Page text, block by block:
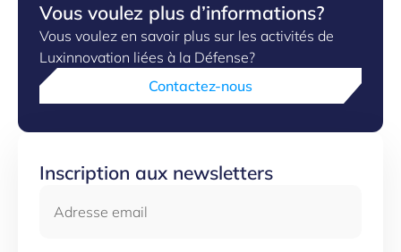
Vous voulez plus d’informations?
Vous voulez en savoir plus sur les activités de
Luxinnovation liées à la Défense?
Contactez-nous
Inscription aux newsletters